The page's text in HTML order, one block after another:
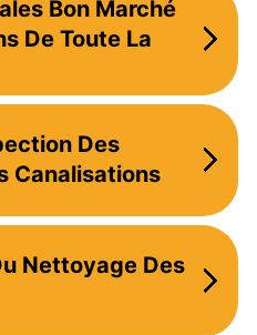
Bon Marché
De Toute La
Des
Canalisations
Nettoyage Des